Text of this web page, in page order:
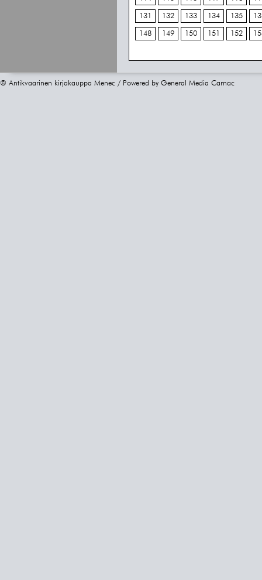
131 132 133 134 135
148 149 150 151 152
© Antikvaarinen kirjakauppa Menec / Powered by General Media Carnac